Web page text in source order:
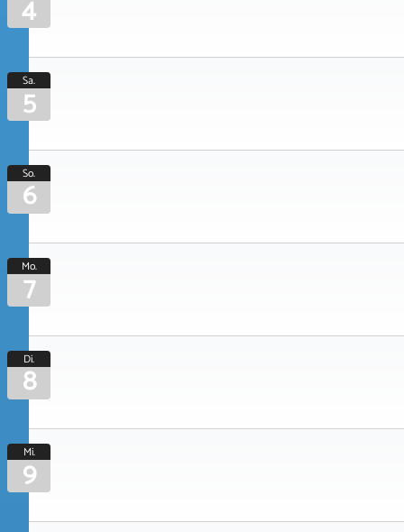
4
Sa.
5
So.
6
Mo.
7
Di.
8
Mi.
9